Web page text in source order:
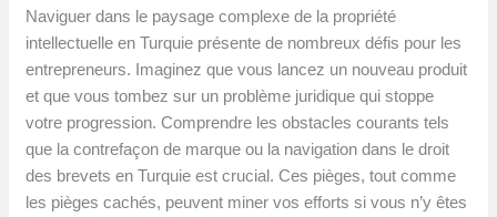
Naviguer dans le paysage complexe de la propriété
intellectuelle en Turquie présente de nombreux défis pour les
entrepreneurs. Imaginez que vous lancez un nouveau produit
et que vous tombez sur un problème juridique qui stoppe
votre progression. Comprendre les obstacles courants tels
que la contrefaçon de marque ou la navigation dans le droit
des brevets en Turquie est crucial. Ces pièges, tout comme
les pièges cachés, peuvent miner vos efforts si vous n’y êtes